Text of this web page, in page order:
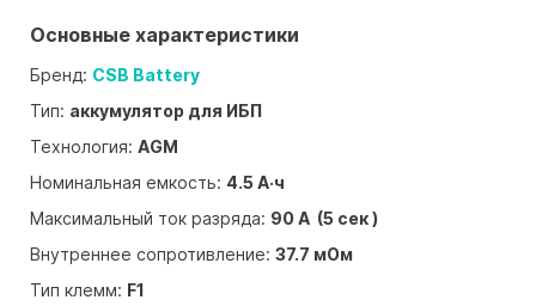
Основные характеристики
Бренд: CSB Battery
Тип: аккумулятор для ИБП
Технология: AGM
Номинальная емкость: 4.5 А·ч
Максимальный ток разряда: 90 А (5 сек )
Внутреннее сопротивление: 37.7 мОм
Тип клемм: F1